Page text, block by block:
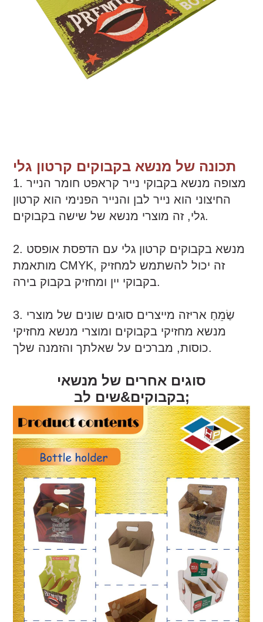
תכונה של מנשא בקבוקים קרטון גלי
1. מצופה מנשא בקבוקי נייר קראפט חומר הנייר
החיצוני הוא נייר לבן והנייר הפנימי הוא קרטון
גלי, זה מוצרי מנשא של שישה בקבוקים.
2. מנשא בקבוקים קרטון גלי עם הדפסת אופסט
מותאמת CMYK, זה יכול להשתמש למחזיק
בקבוקי יין ומחזיק בקבוק בירה.
3. שַׂמֵחַ אריזה מייצרים סוגים שונים של מוצרי
מנשא מחזיקי בקבוקים ומוצרי מנשא מחזיקי
כוסות, מברכים על שאלתך והזמנה שלך.
סוגים אחרים של מנשאי
בקבוקים&שים לב;